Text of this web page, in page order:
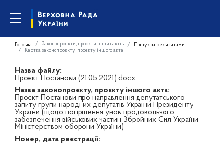
Головна Законопроєкти, проєкти інших актів
Пошук за реквізитами
Картка законопроєкту, проєкту іншого акта
Назва файлу:
Проєкт Постанови (21.05.2021).docx
Назва законопроєкту, проєкту іншого акта:
Проєкт Постанови про направлення депутатського
запиту групи народних депутатів України Президенту
України (щодо погіршення умов продовольчого
забезпечення військових частин Збройних Сил України
Міністерством оборони України)
Номер, дата реєстрації: